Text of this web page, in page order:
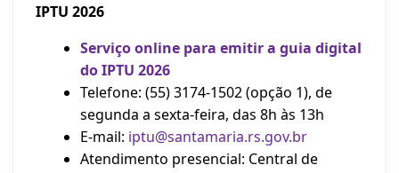
IPTU 2026
Serviço online para emitir a guia digital
do IPTU 2026
Telefone: (55) 3174-1502 (opção 1), de
segunda a sexta-feira, das 8h às 13h
E-mail: iptu@santamaria.rs.gov.br
Atendimento presencial: Central de